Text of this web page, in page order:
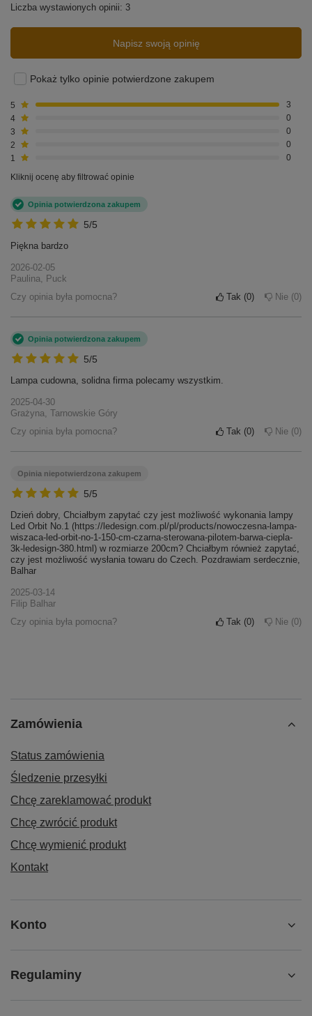
Liczba wystawionych opinii: 3
Napisz swoją opinię
Pokaż tylko opinie potwierdzone zakupem
5
3
4
0
3
0
2
0
1
0
Kliknij ocenę aby filtrować opinie
5/5
Opinia potwierdzona zakupem
Piękna bardzo
2026-02-05
Paulina, Puck
Czy opinia była pomocna?
Tak 0 Nie 0
5/5
Opinia potwierdzona zakupem
Lampa cudowna, solidna firma polecamy wszystkim.
2025-04-30
Grażyna, Tarnowskie Góry
Czy opinia była pomocna?
Tak 0 Nie 0
5/5
Opinia niepotwierdzona zakupem
Dzień dobry, Chciałbym zapytać czy jest możliwość wykonania lampy
Led Orbit No.1 (https://ledesign.com.pl/pl/products/nowoczesna-lampa-
wiszaca-led-orbit-no-1-150-cm-czarna-sterowana-pilotem-barwa-ciepla-
3k-ledesign-380.html) w rozmiarze 200cm? Chciałbym również zapytać,
czy jest możliwość wysłania towaru do Czech. Pozdrawiam serdecznie,
Balhar
2025-03-14
Filip Balhar
Czy opinia była pomocna?
Tak 0 Nie 0
Zamówienia
Status zamówienia
Śledzenie przesyłki
Chcę zareklamować produkt
Chcę zwrócić produkt
Chcę wymienić produkt
Kontakt
Konto
Regulaminy